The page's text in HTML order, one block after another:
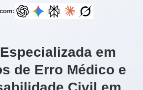
em
de Erro Médico e